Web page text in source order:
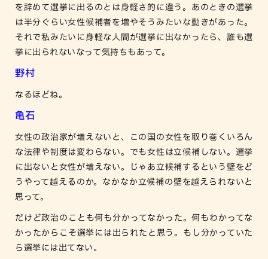
を辞めて選挙に出るのとは身軽さ的に違う。あのときの選挙
は半分ぐらい女性候補者を増やそうみたいな動きがあった。
それで私みたいに身軽な人間が選挙に出なかったら、誰も選
挙に出られないなって気持ちもあって。
野村
なるほどね。
亀石
女性の政治家が増えないと、この国の女性を取り巻くいろん
な法律や制度は変わらない。でも女性は立候補しない。選挙
に出ないと女性が増えない。じゃあ立候補するという壁をど
うやって越えるのか。なかなか立候補の壁を越えられないと
思って。
だけど政治のことも何も分かってなかった。何もわかってな
かったからこそ選挙には出られたと思う。もし分かっていた
ら選挙には出てない。